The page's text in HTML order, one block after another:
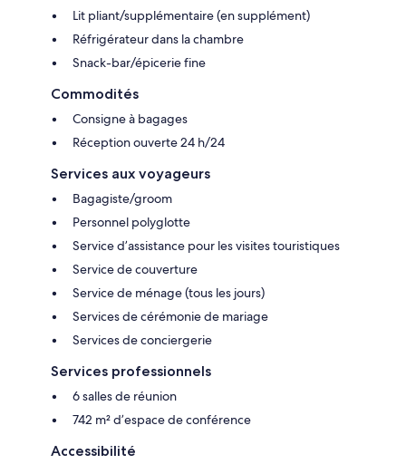
Lit pliant/supplémentaire (en supplément)
Réfrigérateur dans la chambre
Snack-bar/épicerie fine
Commodités
Consigne à bagages
Réception ouverte 24 h/24
Services aux voyageurs
Bagagiste/groom
Personnel polyglotte
Service d’assistance pour les visites touristiques
Service de couverture
Service de ménage (tous les jours)
Services de cérémonie de mariage
Services de conciergerie
Services professionnels
6 salles de réunion
742 m² d’espace de conférence
Accessibilité